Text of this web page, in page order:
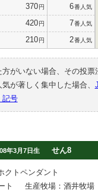
370円 6番人気
420円 7番人気
210円 2番人気
方がいない場合、その投
が著しく集中した場合、
記号
年3月7日生 せん8
クトペンダント
ト
生産牧場：酒井牧場